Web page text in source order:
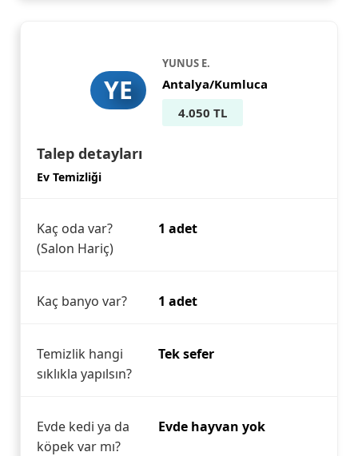
YE
YUNUS E.
Antalya/Kumluca
4.050 TL
Talep detayları
Ev Temizliği
Kaç oda var?
(Salon Hariç)
1 adet
Kaç banyo var? 1 adet
Temizlik hangi
sıklıkla yapılsın?
Tek sefer
Evde kedi ya da
köpek var mı?
Evde hayvan yok